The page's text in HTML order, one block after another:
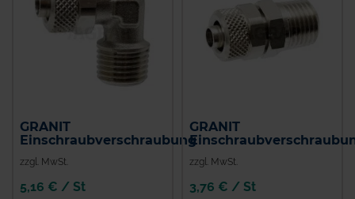
GRANIT
Einschraubverschraubung
zzgl. MwSt.
5,16 € / St
GRANIT
zzgl. MwSt.
3,76 € / St